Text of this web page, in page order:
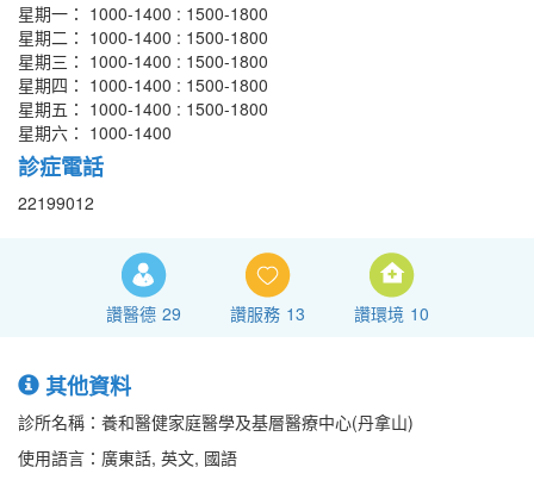
星期一： 1000-1400 : 1500-1800
星期二： 1000-1400 : 1500-1800
星期三： 1000-1400 : 1500-1800
星期四： 1000-1400 : 1500-1800
星期五： 1000-1400 : 1500-1800
星期六： 1000-1400
診症電話
22199012
讚醫德 29 讚服務 13 讚環境 10
其他資料
診所名稱：養和醫健家庭醫學及基層醫療中心(丹拿山)
使用語言：廣東話, 英文, 國語